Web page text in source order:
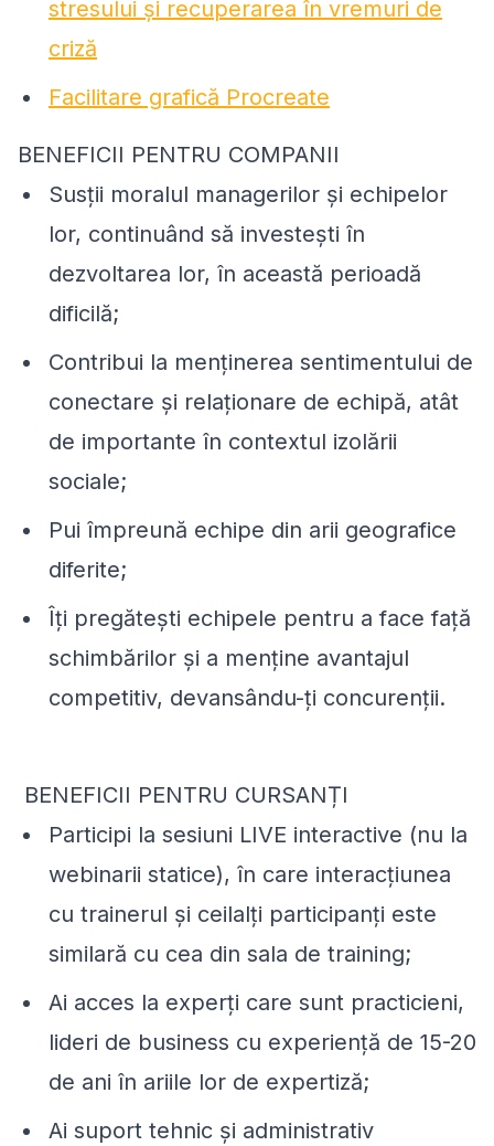
stresului și recuperarea în vremuri de
criză
Facilitare grafică Procreate
BENEFICII PENTRU COMPANII
Susții moralul managerilor și echipelor
lor, continuând să investești în
dezvoltarea lor, în această perioadă
dificilă;
Contribui la menținerea sentimentului de
conectare și relaționare de echipă, atât
de importante în contextul izolării
sociale;
Pui împreună echipe din arii geografice
diferite;
Îți pregătești echipele pentru a face față
schimbărilor și a menține avantajul
competitiv, devansându-ți concurenții.
BENEFICII PENTRU CURSANȚI
Participi la sesiuni LIVE interactive (nu la
webinarii statice), în care interacțiunea
cu trainerul și ceilalți participanți este
similară cu cea din sala de training;
Ai acces la experți care sunt practicieni,
lideri de business cu experiență de 15-20
de ani în ariile lor de expertiză;
Ai suport tehnic și administrativ